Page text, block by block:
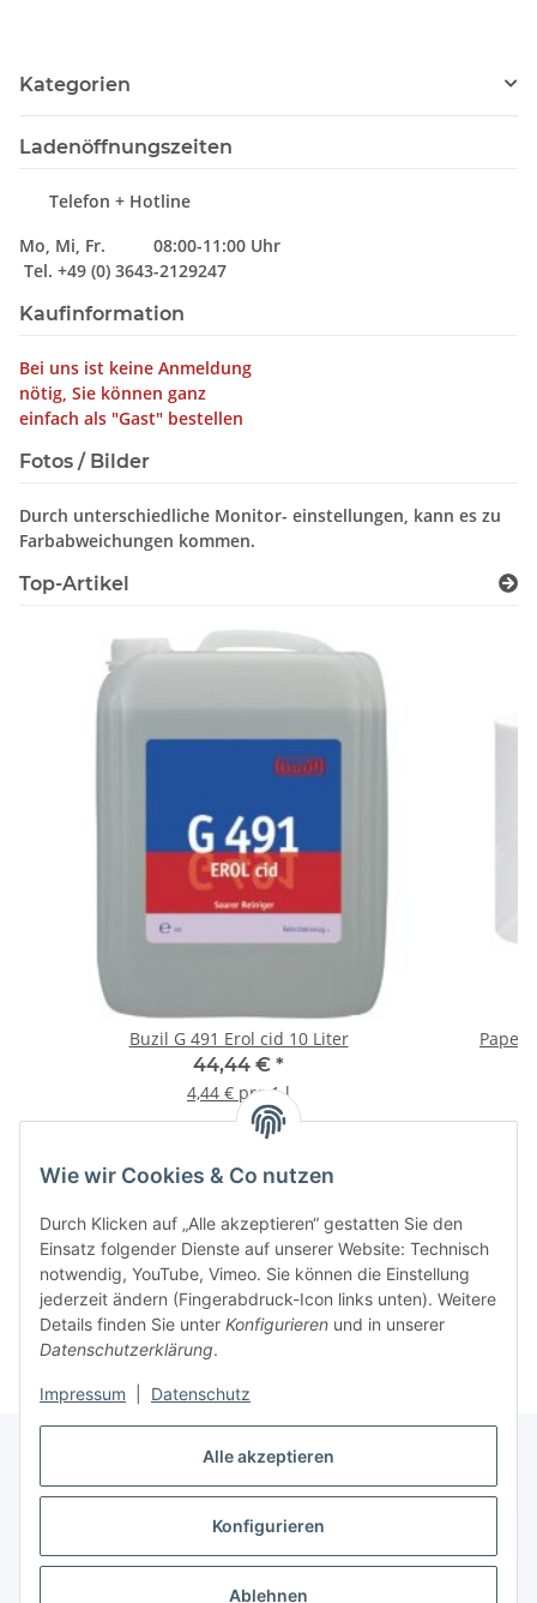
Alle akzeptieren
Konfigurieren
Ablehnen
Wie wir Cookies & Co nutzen
Durch Klicken auf „Alle akzeptieren“ gestatten Sie den
Einsatz folgender Dienste auf unserer Website: Technisch
notwendig, YouTube, Vimeo. Sie können die Einstellung
jederzeit ändern (Fingerabdruck-Icon links unten). Weitere
Details finden Sie unter Konfigurieren und in unserer
Datenschutzerklärung.
Impressum Datenschutz
Kategorien
Ladenöffnungszeiten
Telefon + Hotline
Mo, Mi, Fr. 08:00-11:00 Uhr
Tel. +49 (0) 3643-2129247
Kaufinformation
Bei uns ist keine Anmeldung
nötig, Sie können ganz
einfach als "Gast" bestellen
Fotos / Bilder
Durch unterschiedliche Monitor- einstellungen, kann es zu
Farbabweichungen kommen.
Top-Artikel
Buzil G 491 Erol cid 10 Liter
44,44 € *
4,44 € pro 1 l
Vertrag widerrufen
* Alle Preise inkl. gesetzlicher USt., zzgl.